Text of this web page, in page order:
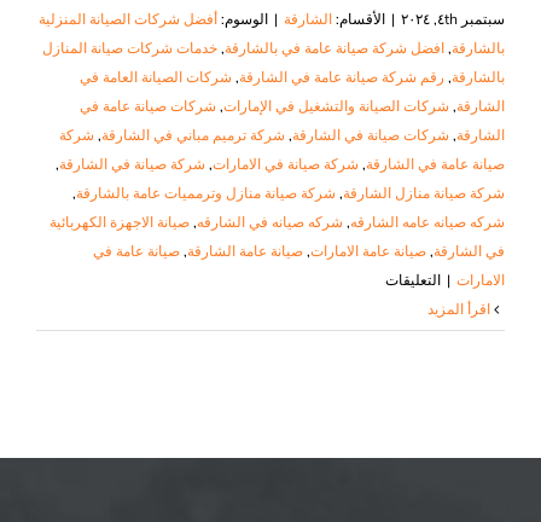
سبتمبر ٤th, ٢٠٢٤ | الأقسام: الشارقة | الوسوم: أفضل شركات الصيانة المنزلية
بالشارقة, افضل شركة صيانة عامة في بالشارقة, خدمات شركات صيانة المنازل
بالشارقة, رقم شركة صيانة عامة في الشارقة, شركات الصيانة العامة في
الشارقة, شركات الصيانة والتشغيل في الإمارات, شركات صيانة عامة في
الشارقة, شركات صيانة في الشارقة, شركة ترميم مباني في الشارقة, شركة
صيانة عامة في الشارقة, شركة صيانة في الامارات, شركة صيانة في الشارقة,
شركة صيانة منازل الشارقة, شركة صيانة منازل وترمميات عامة بالشارقة,
شركه صيانه عامه الشارقه, شركه صيانه في الشارقه, صيانة الاجهزة الكهربائية
في الشارقة, صيانة عامة الامارات, صيانة عامة الشارقة, صيانة عامة في
الامارات | التعليقاتعلى
صيانة